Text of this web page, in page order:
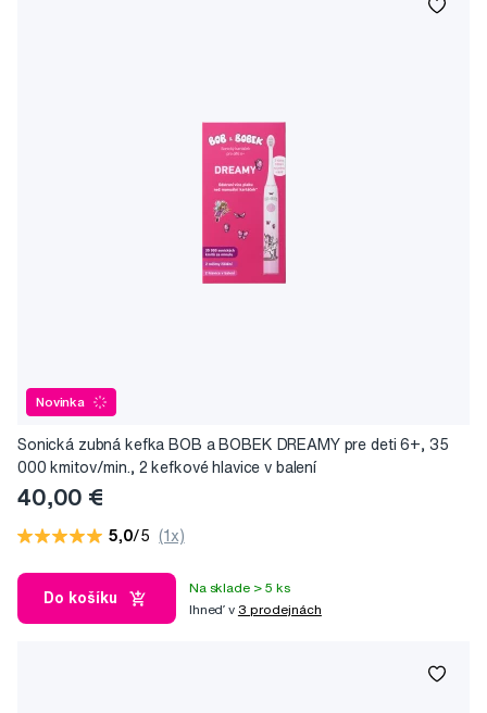
Novinka
Sonická zubná kefka BOB a BOBEK DREAMY pre deti 6+, 35
000 kmitov/min., 2 kefkové hlavice v balení
40,00 €
5,0/5 (1x)
Do košíku
Na sklade > 5 ks
Ihneď v 3 prodejnách